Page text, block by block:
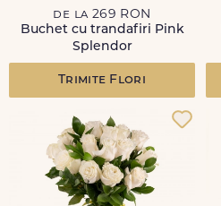
de la 269 RON
Buchet cu trandafiri Pink
Splendor
Trimite Flori